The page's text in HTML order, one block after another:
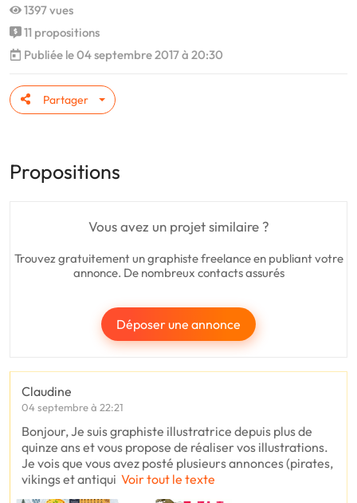
1397 vues
11 propositions
Publiée le 04 septembre 2017 à 20:30
Partager
Propositions
Vous avez un projet similaire ?
Trouvez gratuitement un graphiste freelance en publiant votre
annonce. De nombreux contacts assurés
Déposer une annonce
Claudine
04 septembre à 22:21
Bonjour, Je suis graphiste illustratrice depuis plus de
quinze ans et vous propose de réaliser vos illustrations.
Je vois que vous avez posté plusieurs annonces (pirates,
vikings et antiqui Voir tout le texte